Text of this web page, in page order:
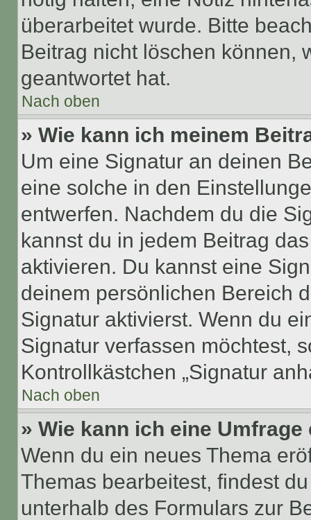
überarbeitet wurde. Bitte
Beitrag nicht löschen können,
geantwortet hat.
Nach oben
» Wie kann ich meinem
Um eine Signatur an deinen
eine solche in den
entwerfen. Nachdem du die
kannst du in jedem Beitrag
aktivieren. Du kannst eine
deinem persönlichen Bereich
Signatur aktivierst. Wenn du
Signatur verfassen möchtest,
Kontrollkästchen „Signatur
Nach oben
» Wie kann ich eine
Wenn du ein neues Thema
Themas bearbeitest, findest
unterhalb des Formulars zur